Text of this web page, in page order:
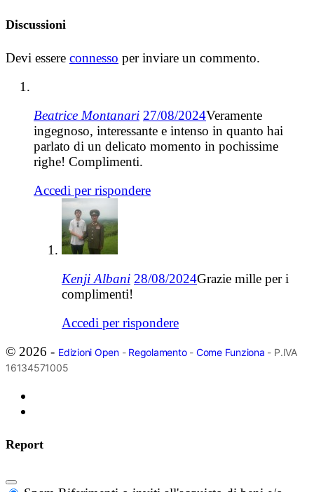
Discussioni
Devi essere connesso per inviare un commento.
Beatrice Montanari 27/08/2024Veramente
ingegnoso, interessante e intenso in quanto hai
parlato di un delicato momento in pochissime
righe! Complimenti.
Accedi per rispondere
Kenji Albani 28/08/2024Grazie mille per i
complimenti!
Accedi per rispondere
© 2026 - Edizioni Open- Regolamento- Come Funziona - P.IVA
16134571005
Report